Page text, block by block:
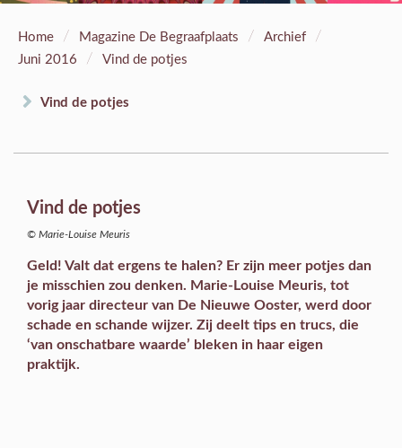
Home / Magazine De Begraafplaats / Archief /
Juni 2016 / Vind de potjes
Vind de potjes
Vind de potjes
© Marie-Louise Meuris
Geld! Valt dat ergens te halen? Er zijn meer potjes dan
je misschien zou denken. Marie-Louise Meuris, tot
vorig jaar directeur van De Nieuwe Ooster, werd door
schade en schande wijzer. Zij deelt tips en trucs, die
‘van onschatbare waarde’ bleken in haar eigen
praktijk.